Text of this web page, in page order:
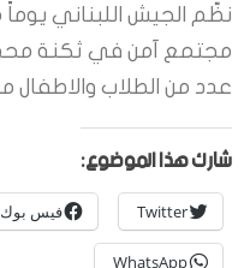
نظّم الجيش اللبناني
مجتمع آمن في ثكنة
عدد من الطلاب والاطفال
شارك هذا الموضوع:
Twitter فيس بوك
WhatsApp